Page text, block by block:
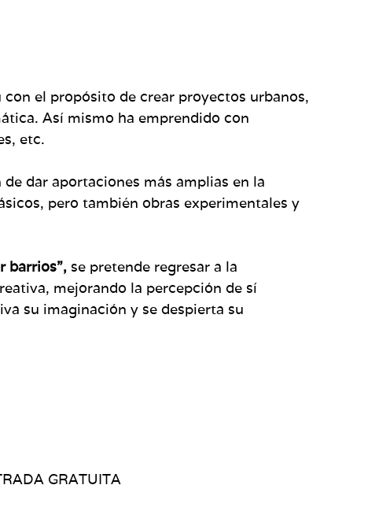
el propósito de crear proyectos urbanos,
Así mismo ha emprendido con
etc.
dar aportaciones más amplias en la
pero también obras experimentales y
barrios”, se pretende regresar a la
mejorando la percepción de sí
su imaginación y se despierta su
GRATUITA